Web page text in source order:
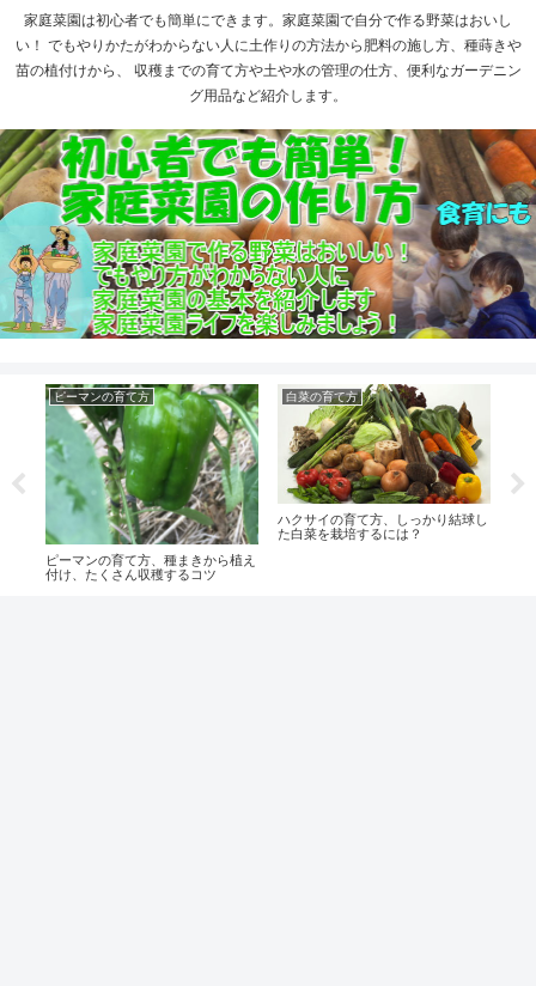
家庭菜園は初心者でも簡単にできます。家庭菜園で自分で作る野菜はおいし
い！ でもやりかたがわからない人に土作りの方法から肥料の施し方、種蒔きや
苗の植付けから、 収穫までの育て方や土や水の管理の仕方、便利なガーデニン
グ用品など紹介します。
ピーマンの育て方
ピーマンの育て方、種まきから植え
付け、たくさん収穫するコツ
白菜の育て方
ハクサイの育て方、しっかり結球し
た白菜を栽培するには？